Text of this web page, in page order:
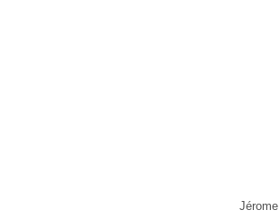
Jérome